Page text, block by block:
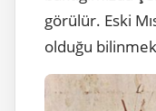
görülür. Eski
olduğu